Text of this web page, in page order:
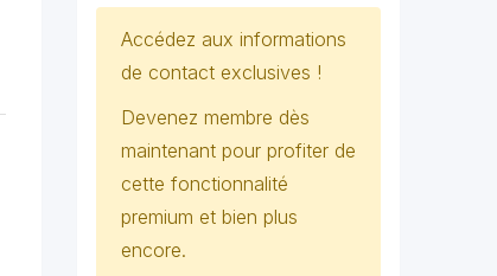
Accédez aux informations
de contact exclusives !
Devenez membre dès
maintenant pour profiter de
cette fonctionnalité
premium et bien plus
encore.